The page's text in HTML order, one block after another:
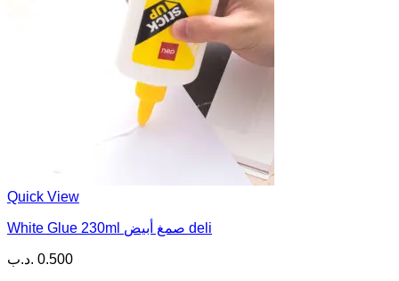
Quick View
White Glue 230ml صمغ أبيض deli
0.500 .د.ب